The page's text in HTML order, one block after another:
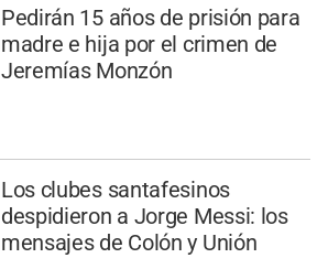
Pedirán 15 años de prisión para
madre e hija por el crimen de
Jeremías Monzón
Los clubes santafesinos
despidieron a Jorge Messi: los
mensajes de Colón y Unión